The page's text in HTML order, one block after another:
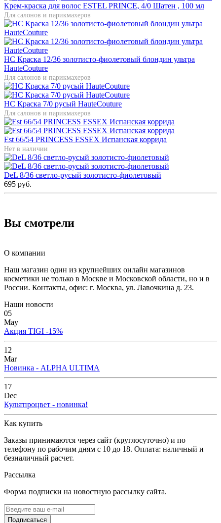
Крем-краска для волос ESTEL PRINCE, 4/0 Шатен , 100 мл
Для салонов и парикмахеров
HC Краска 12/36 золотисто-фиолетовый блондин ультра
HauteCouture
Для салонов и парикмахеров
HC Краска 7/0 русый HauteCouture
Для салонов и парикмахеров
Est 66/54 PRINCESS ESSEX Испанская коррида
Нет в наличии
DeL 8/36 светло-русый золотисто-фиолетовый
695 руб.
Вы смотрели
О компании
Наш магазин один из крупнейших онлайн магазинов
косметики не только в Москве и Московской области, но и в
России. Контакты, офис: г. Москва, ул. Лавочкина д. 23.
Наши новости
05
May
Акция TIGI -15%
12
Mar
Новинка - ALPHA ULTIMA
17
Dec
Культпроцвет - новинка!
Как купить
Заказы принимаются через сайт (круглосуточно) и по
телефону по рабочим дням с 10 до 18. Оплата: наличный и
безналичный расчет.
Рассылка
Форма подписки на новостную рассылку сайта.
Подписаться